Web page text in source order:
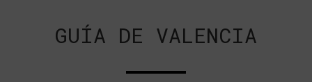
GUÍA DE VALENCIA